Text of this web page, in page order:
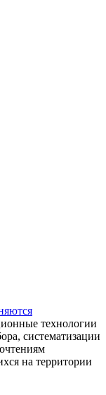
технологии
систематизации
на территории